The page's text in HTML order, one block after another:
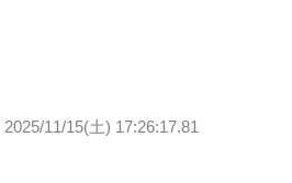
2025/11/15(土) 17:26:17.81